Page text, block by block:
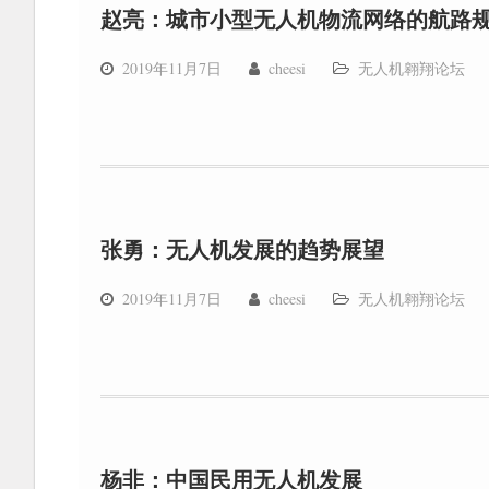
赵亮：城市小型无人机物流网络的航路
2019年11月7日 cheesi 无人机翱翔论坛
张勇：无人机发展的趋势展望
2019年11月7日 cheesi 无人机翱翔论坛
杨非：中国民用无人机发展